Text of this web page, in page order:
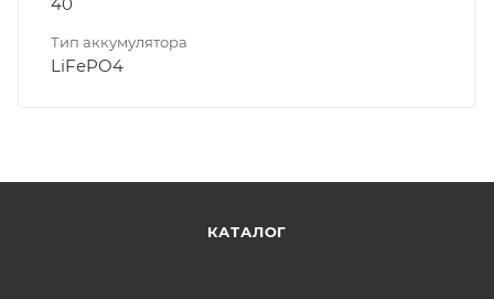
Тип аккумулятора
LiFePO4
КАТАЛОГ